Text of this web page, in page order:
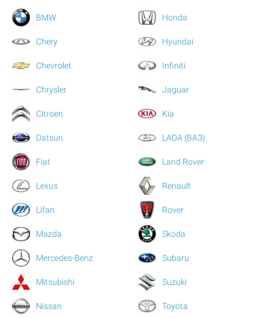
BMW
Chery
Chevrolet
Chrysler
Citroen
Datsun
Fiat
Honda
Hyundai
Infiniti
Jaguar
Kia
LADA (ВАЗ)
Land Rover
Lexus
Lifan
Mazda
Mercedes-Benz
Mitsubishi
Nissan
Renault
Rover
Skoda
Subaru
Suzuki
Toyota